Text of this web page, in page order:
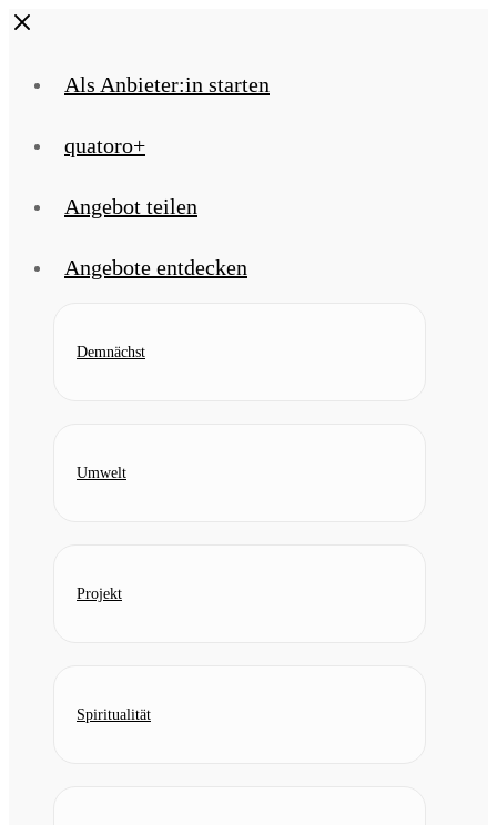
Skip
Close
Als Anbieter:in starten
quatoro+
Angebot teilen
Angebote entdecken
Demnächst
Umwelt
Projekt
Spiritualität